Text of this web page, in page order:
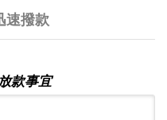
速撥款
款事宜